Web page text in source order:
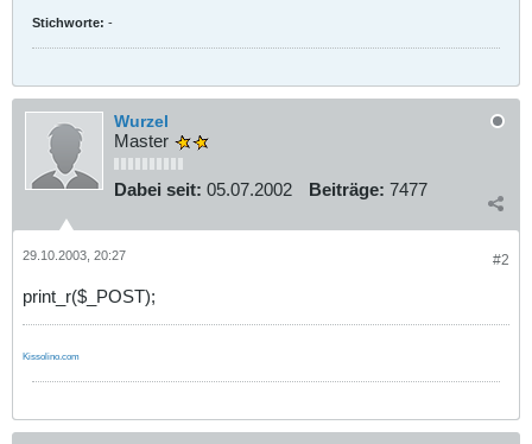
Stichworte: -
Wurzel
Master
Dabei seit: 05.07.2002 Beiträge: 7477
#2
29.10.2003, 20:27
print_r($_POST);
Kissolino.com